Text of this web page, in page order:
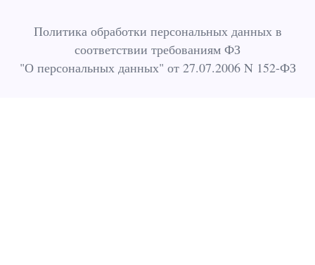
Политика обработки персональных данных в
соответствии требованиям ФЗ
"О персональных данных" от 27.07.2006 N 152-ФЗ